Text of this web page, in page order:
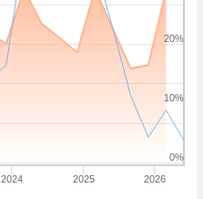
2024 2025 2026
0%
10%
20%